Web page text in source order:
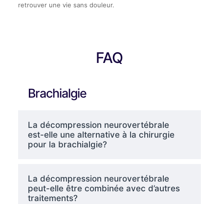
retrouver une vie sans douleur.
FAQ
Brachialgie
La décompression neurovertébrale
est-elle une alternative à la chirurgie
pour la brachialgie?
La décompression neurovertébrale
peut-elle être combinée avec d’autres
traitements?